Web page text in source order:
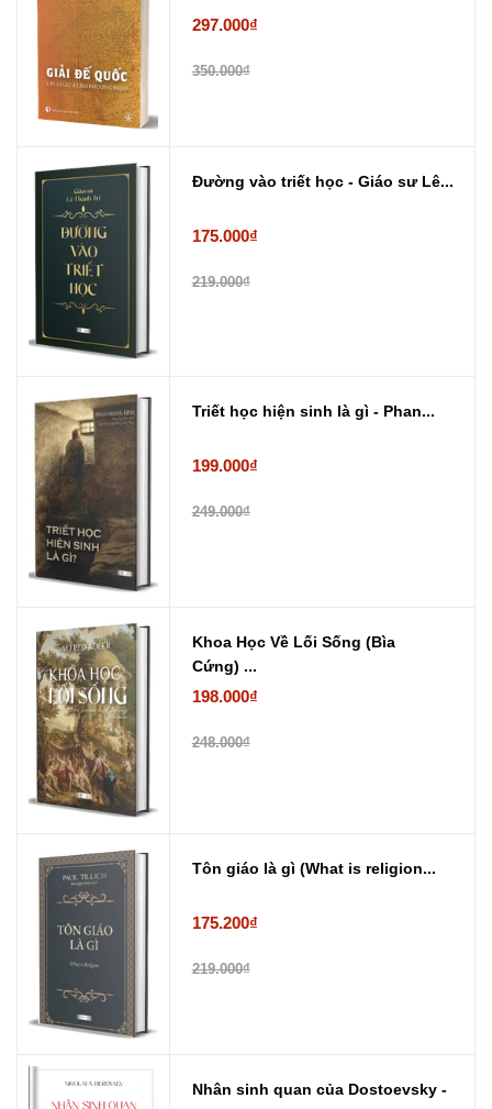
297.000₫
350.000₫
Đường vào triết học - Giáo sư Lê...
175.000₫
219.000₫
Triết học hiện sinh là gì - Phan...
199.000₫
249.000₫
Khoa Học Về Lối Sống (Bìa
Cứng) ...
198.000₫
248.000₫
Tôn giáo là gì (What is religion...
175.200₫
219.000₫
Nhân sinh quan của Dostoevsky -